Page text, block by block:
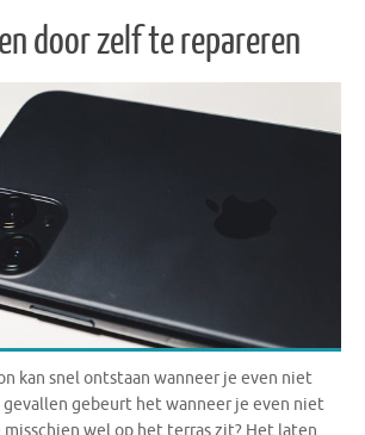
door zelf te repareren
kan snel ontstaan wanneer je even niet
gebeurt het wanneer je even niet